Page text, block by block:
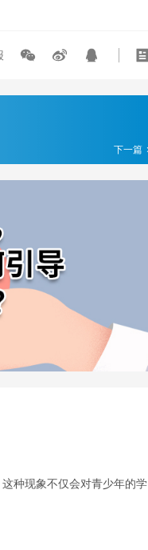
下一篇
种现象不仅会对青少年的学